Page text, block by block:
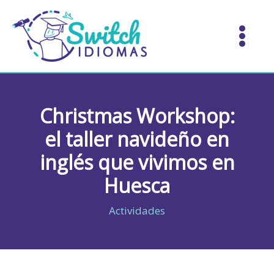
contenido
Christmas Workshop:
el taller navideño en
inglés que vivimos en
Huesca
Actividades